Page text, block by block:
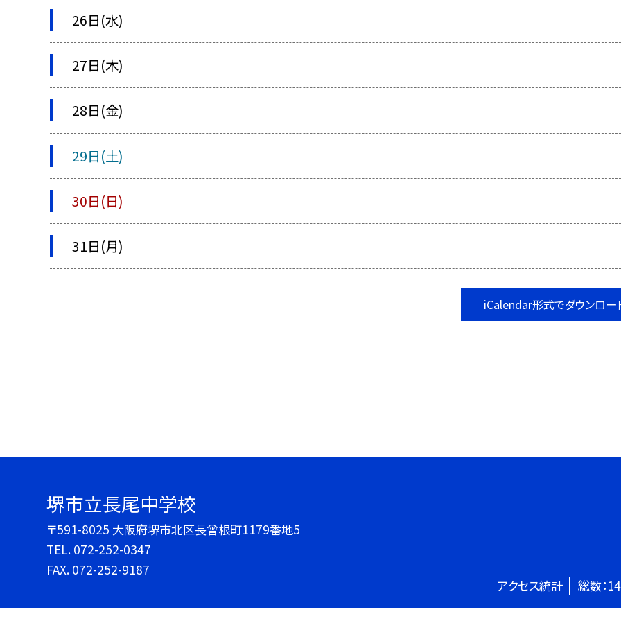
26日(水)
27日(木)
28日(金)
29日(土)
30日(日)
31日(月)
iCalendar形式でダウンロー
堺市立長尾中学校
〒591-8025 大阪府堺市北区長曾根町1179番地5
TEL. 072-252-0347
FAX. 072-252-9187
アクセス統計
総数：